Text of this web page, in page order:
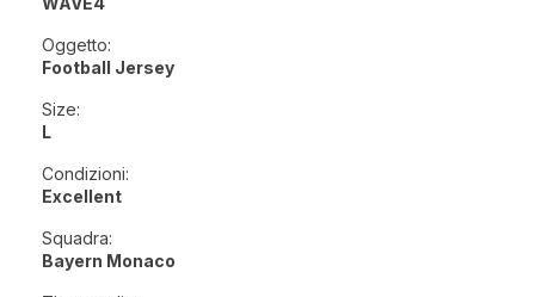
Oggetto:
Football Jersey
Size:
L
Condizioni:
Excellent
Squadra:
Bayern Monaco